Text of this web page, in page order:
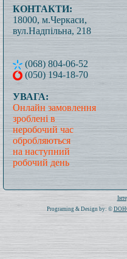
КОНТАКТИ:
18000, м.Черкаси,
вул.Надпільна, 218
(068) 804-06-52
(050) 194-18-70
УВАГА:
Онлайн замовлення
зроблені в
неробочий час
обробляються
на наступний
робочий день
Programing & Design by: ©